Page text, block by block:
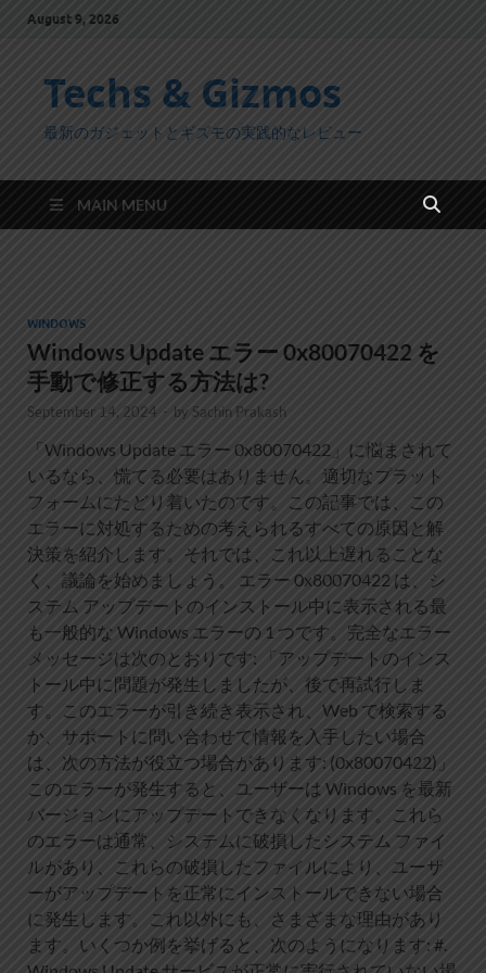
August 9, 2026
Techs & Gizmos
最新のガジェットとギズモの実践的なレビュー
MAIN MENU
WINDOWS
Windows Update エラー 0x80070422 を
手動で修正する方法は?
September 14, 2024 - by Sachin Prakash
「Windows Update エラー 0x80070422」に悩まされて
いるなら、慌てる必要はありません。適切なプラット
フォームにたどり着いたのです。この記事では、この
エラーに対処するための考えられるすべての原因と解
決策を紹介します。それでは、これ以上遅れることな
く、議論を始めましょう。 エラー 0x80070422 は、シ
ステム アップデートのインストール中に表示される最
も一般的な Windows エラーの 1 つです。完全なエラー
メッセージは次のとおりです: 「アップデートのインス
トール中に問題が発生しましたが、後で再試行しま
す。このエラーが引き続き表示され、Web で検索する
か、サポートに問い合わせて情報を入手したい場合
は、次の方法が役立つ場合があります: (0x80070422)」
このエラーが発生すると、ユーザーは Windows を最新
バージョンにアップデートできなくなります。これら
のエラーは通常、システムに破損したシステム ファイ
ルがあり、これらの破損したファイルにより、ユーザ
ーがアップデートを正常にインストールできない場合
に発生します。これ以外にも、さまざまな理由があり
ます。いくつか例を挙げると、次のようになります: #.